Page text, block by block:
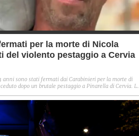
per la morte di Nicola
del violento pestaggio a Cervia
anni sono stati fermati dai Carabinieri per la morte di
dopo un brutale pestaggio a Pinarella di Cervia.
di omicidio aggravato in concorso.